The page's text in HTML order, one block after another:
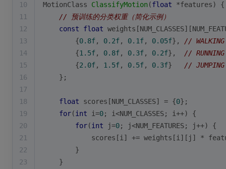
10
MotionClass ClassifyMotion(float *features)
{
11
// 预训练的分类权重（简化示例）
12
const float
13
        {
0.8f, 0.2f, 0.1f, 0.05f}, // WALKING
14
        {
1.5f, 0.8f, 0.3f, 0.2f}, // RUNNING
15
        {
2.0f, 1.5f, 0.5f, 0.3f} // JUMPING
16
    };
17
18
float scores[NUM_CLASSES] = {0};
19
for(int i=0; i<NUM_CLASSES; i++) {
20
for(int j=0; j<NUM_FEATURES; j++) {
21
scores[i] += weights[i][j] *
22
        }
23
    }